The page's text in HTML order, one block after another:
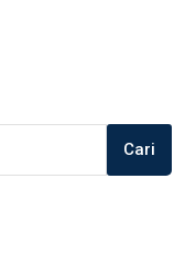
Cari